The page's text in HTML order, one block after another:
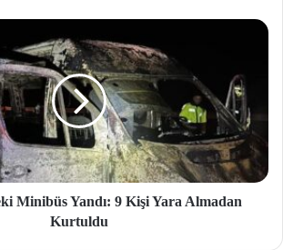
Minibüs Yandı: 9 Kişi Yara Almadan
Kurtuldu